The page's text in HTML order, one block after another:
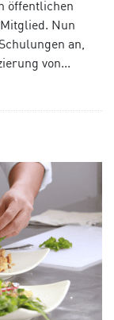
öffentlichen
Nun
an,
von...